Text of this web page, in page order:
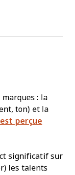
: la
ton) et la
perçue
significatif sur
les talents